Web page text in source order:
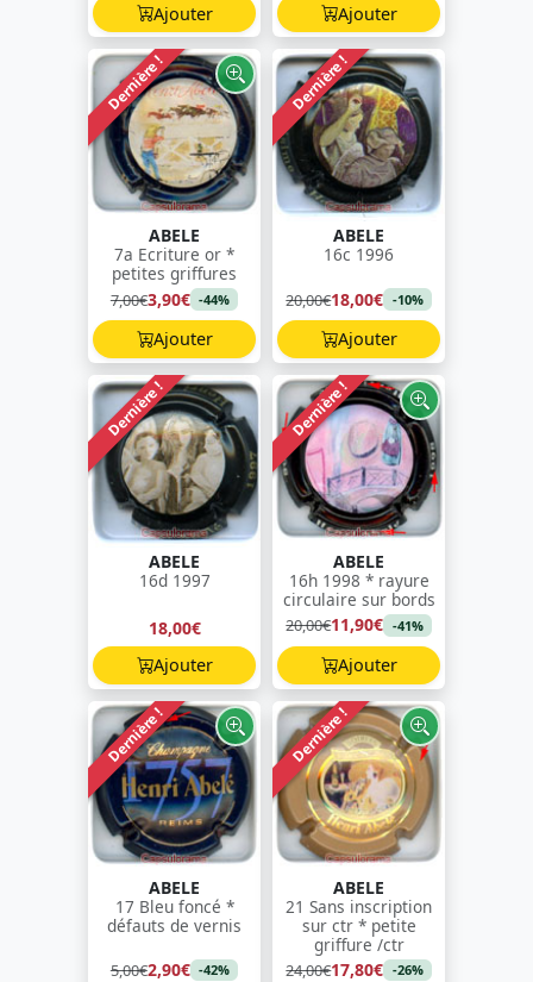
Ajouter Ajouter
Dernière !
ABELE
7a Ecriture or *
petites griffures
7,00€3,90€ -44%
Ajouter
Dernière !
ABELE
16c 1996
20,00€18,00€ -10%
Ajouter
Dernière !
ABELE
16d 1997
18,00€
Ajouter
Dernière !
ABELE
16h 1998 * rayure
circulaire sur bords
20,00€11,90€ -41%
Ajouter
Dernière !
ABELE
17 Bleu foncé *
défauts de vernis
5,00€2,90€ -42%
Dernière !
ABELE
21 Sans inscription
sur ctr * petite
griffure /ctr
24,00€17,80€ -26%